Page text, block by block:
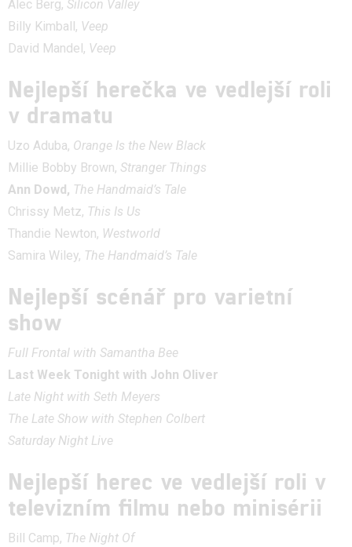
Alec Berg, Silicon Valley
Billy Kimball, Veep
David Mandel, Veep
Nejlepší herečka ve vedlejší roli
v dramatu
Uzo Aduba, Orange Is the New Black
Millie Bobby Brown, Stranger Things
Ann Dowd, The Handmaid’s Tale
Chrissy Metz, This Is Us
Thandie Newton, Westworld
Samira Wiley, The Handmaid’s Tale
Nejlepší scénář pro varietní
show
Full Frontal with Samantha Bee
Last Week Tonight with John Oliver
Late Night with Seth Meyers
The Late Show with Stephen Colbert
Saturday Night Live
Nejlepší herec ve vedlejší roli v
televizním filmu nebo minisérii
Bill Camp, The Night Of